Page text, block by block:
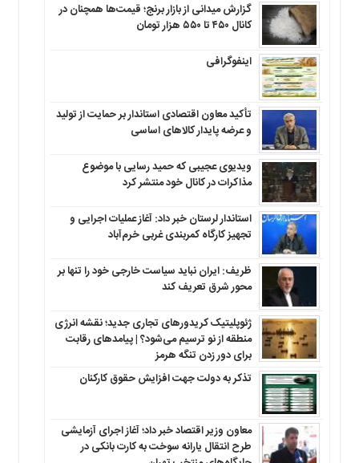
گزارش میدانی از بازار برنج؛ قیمت‌ها همچنان در
کانال ۴۵۰ تا ۵۵۰ هزار تومان
اینفوگرافی
تأکید معاون اقتصادی استاندار بر حمایت از تولید
و عرضه پایدار کالاهای اساسی
ویدیوی عجیبی که حمید رسایی با موضوع
مذاکرات در کانال خود منتشر کرد
استاندار لرستان خبر داد: آغاز عملیات اجرایی و
تجهیز کارگاه کمربندی غربی خرم‌آباد
ظریف: ایران نباید سیاست خارجی خود را تنها بر
محور شرق تعریف کند
ژئوپلیتیک کریدورهای تجاری جدید؛ نقشه انرژی
منطقه‌ از نو ترسیم می‌شود؟ | پیامدهای رقابت
برای دور زدن تنگه هرمز
تذکر به دولت جهت افزایش حقوق کارکنان ‌
معاون وزیر اقتصاد خبر داد؛ آغاز اجرای آزمایشی
طرح انتقال یارانه سوخت به کارت بانکی در